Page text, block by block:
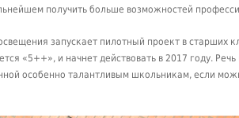
получить больше возможностей
запускает пилотный проект в старших
«5++», и начнет действовать в 2017 году.
особенно талантливым школьникам, если